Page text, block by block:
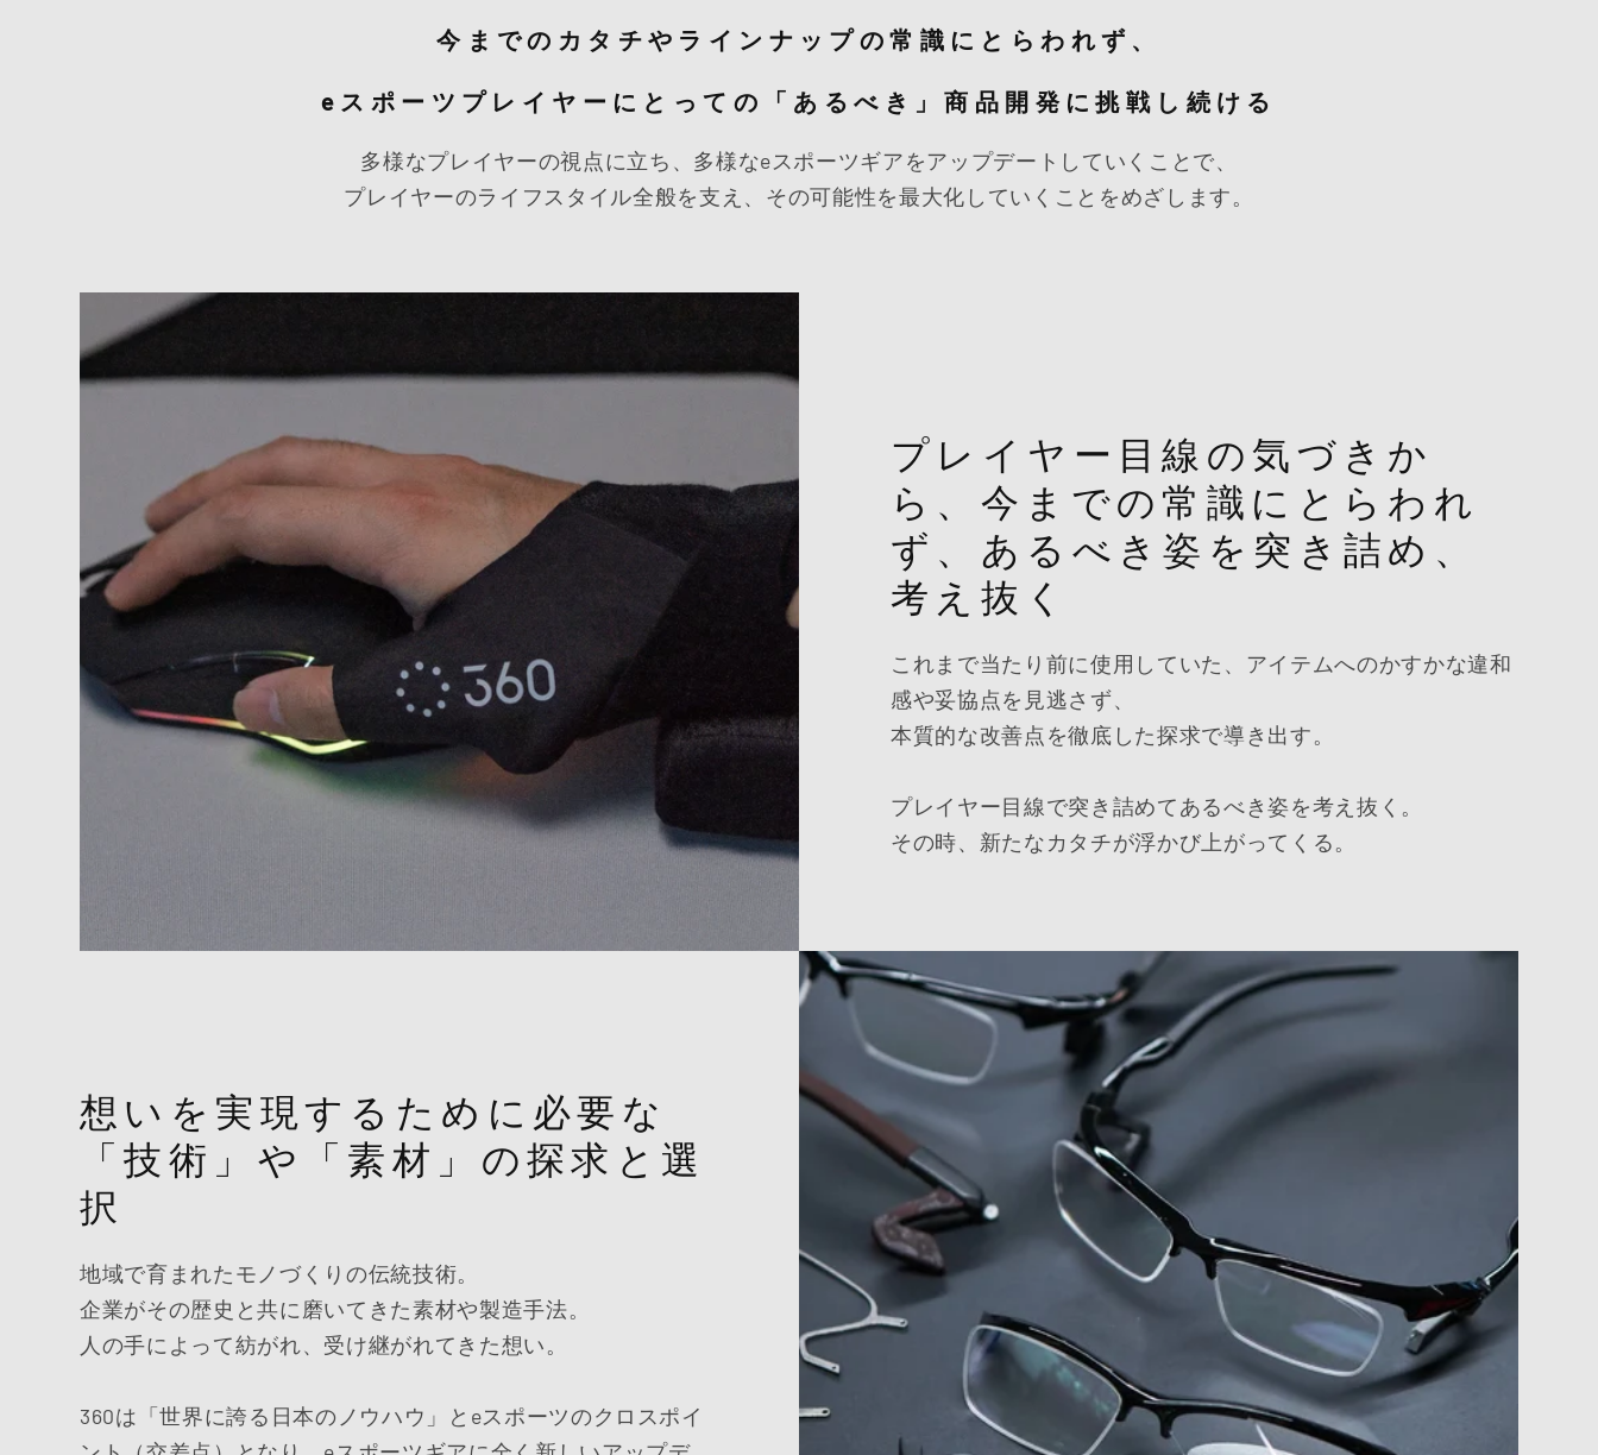
今までのカタチやラインナップの常識にとらわれず、
eスポーツプレイヤーにとっての「あるべき」商品開発に挑戦し続ける
多様なプレイヤーの視点に立ち、多様なeスポーツギアをアップデートしていくことで、
プレイヤーのライフスタイル全般を支え、その可能性を最大化していくことをめざします。
プレイヤー目線の気づきか
ら、今までの常識にとらわれ
ず、あるべき姿を突き詰め、
考え抜く
これまで当たり前に使用していた、アイテムへのかすかな違和
感や妥協点を見逃さず、
本質的な改善点を徹底した探求で導き出す。
プレイヤー目線で突き詰めてあるべき姿を考え抜く。
その時、新たなカタチが浮かび上がってくる。
想いを実現するために必要な
「技術」や「素材」の探求と選
択
地域で育まれたモノづくりの伝統技術。
企業がその歴史と共に磨いてきた素材や製造手法。
人の手によって紡がれ、受け継がれてきた想い。
360は「世界に誇る日本のノウハウ」とeスポーツのクロスポイ